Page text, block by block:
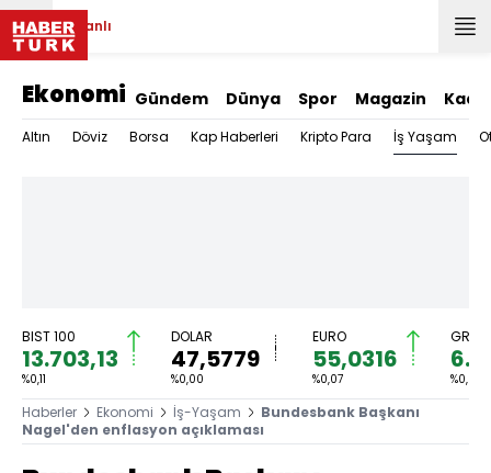
Canlı
Ekonomi Gündem Dünya Spor Magazin
Altın Döviz Borsa Kap Haberleri Kripto Para İş Yaşam
BIST 100
13.703,13
%0,11
DOLAR
47,5779
%0,00
EURO
55,0316
%0,07 %0,09
Haberler Ekonomi İş-Yaşam
Bundesbank Başkanı
Nagel'den enflasyon açıklaması